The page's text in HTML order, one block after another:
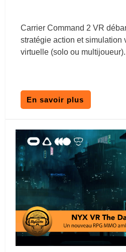
Carrier Command 2 VR
stratégie action et simulation
virtuelle (solo ou multijoueur).
En savoir plus